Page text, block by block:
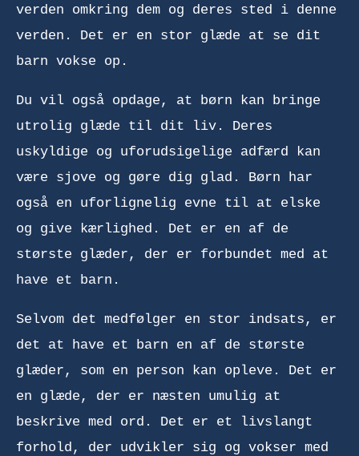
verden omkring dem og deres sted i denne
verden. Det er en stor glæde at se dit
barn vokse op.
Du vil også opdage, at børn kan bringe
utrolig glæde til dit liv. Deres
uskyldige og uforudsigelige adfærd kan
være sjove og gøre dig glad. Børn har
også en uforlignelig evne til at elske
og give kærlighed. Det er en af de
største glæder, der er forbundet med at
have et barn.
Selvom det medfølger en stor indsats, er
det at have et barn en af de største
glæder, som en person kan opleve. Det er
en glæde, der er næsten umulig at
beskrive med ord. Det er et livslangt
forhold, der udvikler sig og vokser med